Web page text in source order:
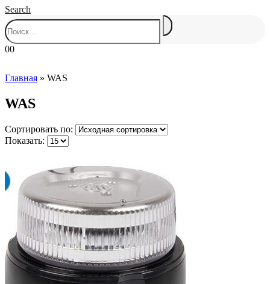
Search
00
Главная » WAS
WAS
Сортировать по:
Показать: